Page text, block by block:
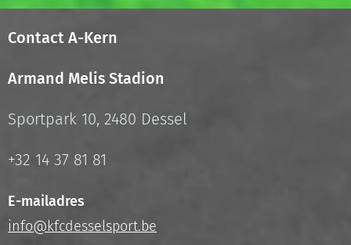
Contact A-Kern
Armand Melis Stadion
Sportpark 10, 2480 Dessel
+32 14 37 81 81
E-mailadres
info@kfcdesselsport.be